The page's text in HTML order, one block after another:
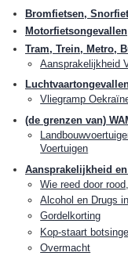
Bromfietsen,
Motorfietsongevallen
Tram, Trein, Metro,
Aansprakelijkheid
Vliegramp
(de grenzen van)
Voertuigen
Aansprakelijkheid
Wie reed door
Alcohol en Drugs
Gordelkorting
Kop-staart
Overmacht